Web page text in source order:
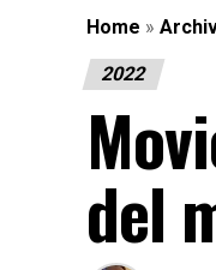
Home »
2022
del